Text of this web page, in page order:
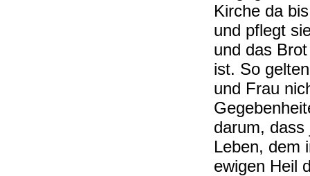
Kirche da
und pflegt
und das
ist. So
und Frau
darum,
Leben, dem
ewigen Heil